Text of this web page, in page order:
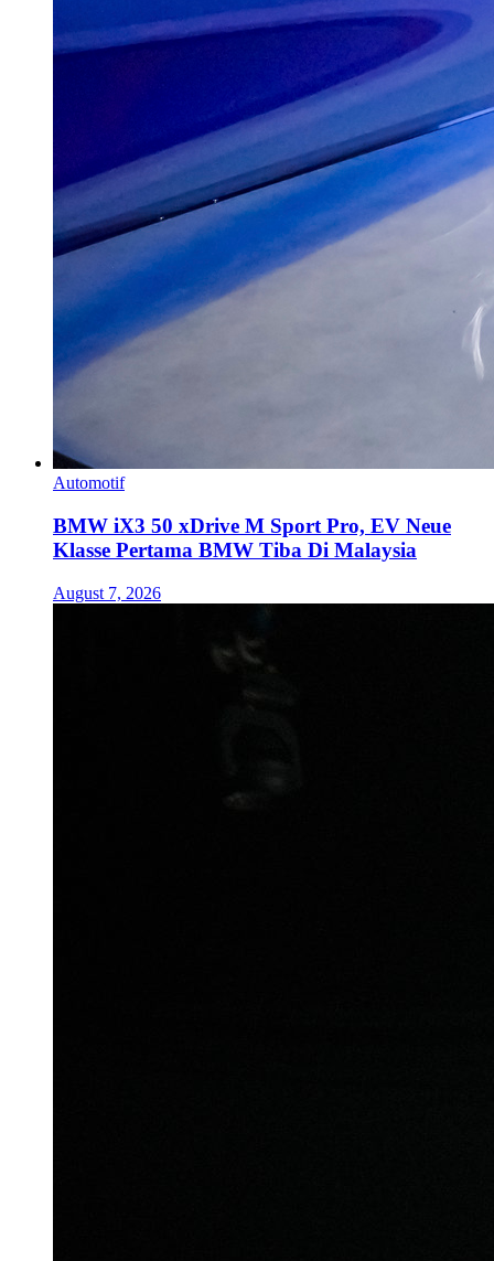
Automotif
BMW iX3 50 xDrive M Sport Pro, EV Neue
Klasse Pertama BMW Tiba Di Malaysia
August 7, 2026